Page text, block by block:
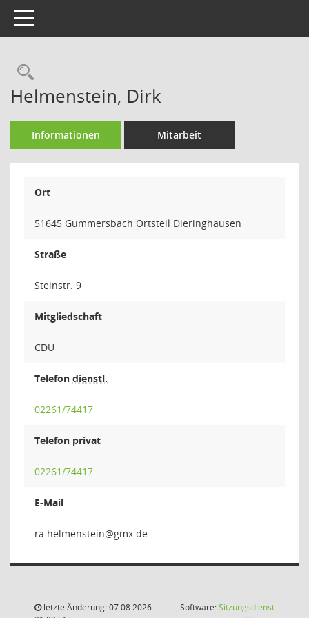
Toggle navigation
Rechercheauswahl
Helmenstein, Dirk
Informationen Mitarbeit
Ort
51645 Gummersbach Ortsteil Dieringhausen
Straße
Steinstr. 9
Mitgliedschaft
CDU
Telefon dienstl.
02261/74417
Telefon privat
02261/74417
E-Mail
nietsne
letzte Änderung: 07.08.2026
Software:Sitzungsdienst